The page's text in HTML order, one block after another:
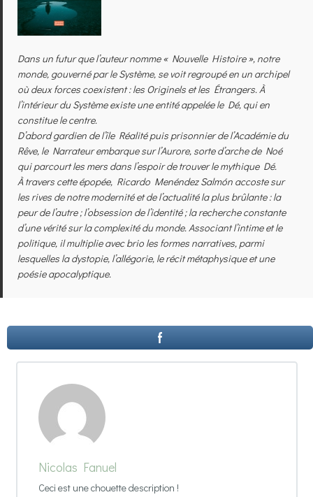
Dans un futur que l’auteur nomme « Nouvelle Histoire », notre
monde, gouverné par le Système, se voit regroupé en un archipel
où deux forces coexistent : les Originels et les Étrangers. À
l’intérieur du Système existe une entité appelée le Dé, qui en
constitue le centre.
D’abord gardien de l’île Réalité puis prisonnier de l’Aca­démie du
Rêve, le Narrateur embarque sur l’Aurore, sorte d’arche de Noé
qui parcourt les mers dans l’espoir de trouver le mythique Dé.
À travers cette épopée, Ricardo Menéndez Salmón accoste sur
les rives de notre modernité et de l’actualité la plus brû­lante : la
peur de l’autre ; l’obsession de l’identité ; la recherche constante
d’une vérité sur la complexité du monde. Associant l’intime et le
politique, il multiplie avec brio les formes nar­ratives, parmi
lesquelles la dystopie, l’allégorie, le récit méta­physique et une
poésie apocalyptique.
Nicolas Fanuel
Ceci est une chouette description !